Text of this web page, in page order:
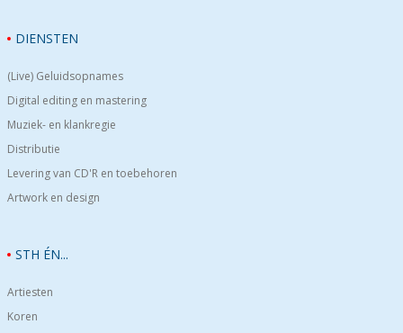
DIENSTEN
(Live) Geluidsopnames
Digital editing en mastering
Muziek- en klankregie
Distributie
Levering van CD'R en toebehoren
Artwork en design
STH ÉN...
Artiesten
Koren